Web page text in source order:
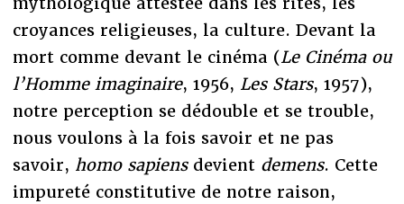
croyances religieuses, la culture. Devant la
mort comme devant le cinéma (Le Cinéma ou
l’Homme imaginaire, 1956, Les Stars, 1957),
notre perception se dédouble et se trouble,
nous voulons à la fois savoir et ne pas
savoir, homo sapiens devient demens. Cette
impureté constitutive de notre raison,